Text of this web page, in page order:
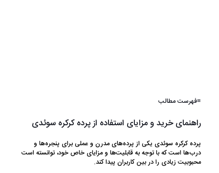
≡فهرست مطالب
راهنمای خرید و مزایای استفاده از پرده کرکره سوئدی
پرده کرکره سوئدی یکی از پرده‌های مدرن و عملی برای پنجره‌ها و
درب‌ها است که با توجه به قابلیت‌ها و مزایای خاص خود، توانسته است
محبوبیت زیادی را در بین کاربران پیدا کند.